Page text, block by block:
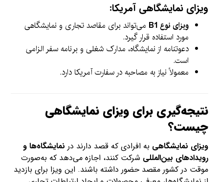
ویزای نمایشگاهی آمریکا:
ویزای نوع B1
می‌تواند برای مقاصد تجاری و نمایشگاهی
مورد استفاده قرار گیرد.
دعوتنامه از نمایشگاه، مدارک شغلی و برنامه سفر الزامی
است.
معمولاً نیاز به مصاحبه در سفارت آمریکا دارد.
نتیجه‌گیری برای ویزای نمایشگاهی
چیست؟
ویزای نمایشگاهی به افرادی که قصد دارند در نمایشگاه‌ها و
رویدادهای بین‌المللی شرکت کنند، اجازه می‌دهد که به‌صورت
موقت در کشور مقصد حضور داشته باشند. این ویزا برای بازدید